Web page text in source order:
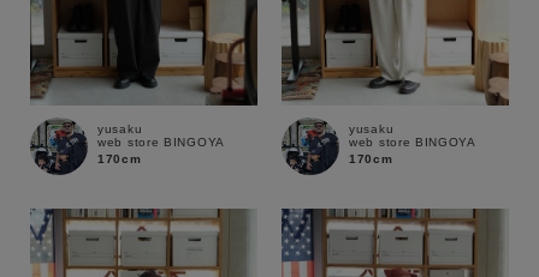
yusaku
web store BINGOYA
170cm
yusaku
web store BINGOYA
170cm